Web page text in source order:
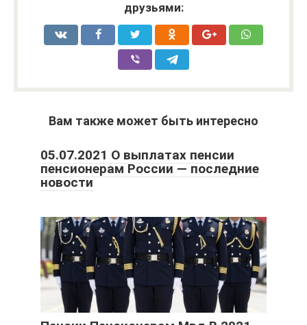
друзьями:
Вам также может быть интересно
05.07.2021 О выплатах пенсии
пенсионерам России — последние
новости